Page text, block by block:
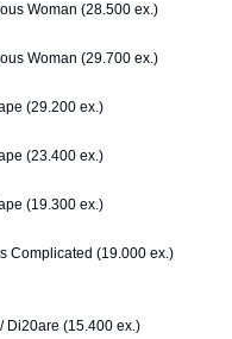
Woman (28.500 ex.)
Woman (29.700 ex.)
(29.200 ex.)
(23.400 ex.)
(19.300 ex.)
Complicated (19.000 ex.)
Di20are (15.400 ex.)